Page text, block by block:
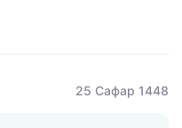
25 Сафар 1448